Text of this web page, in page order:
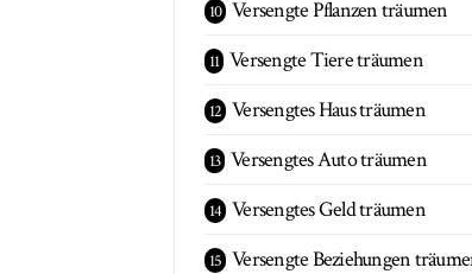
Versengte Pflanzen träumen
Versengte Tiere träumen
Versengtes Haus träumen
Versengtes Auto träumen
Versengtes Geld träumen
Versengte Beziehungen